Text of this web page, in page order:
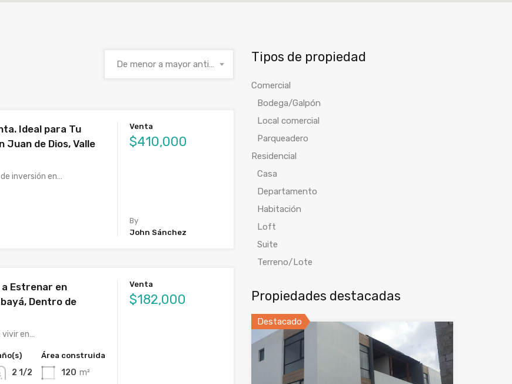
De menor a mayor antigüedad
Ideal para Tu
Juan de Dios, Valle
inversión en…
Venta
$410,000
By
John Sánchez
a Estrenar en
Dentro de
vivir en…
2 1/2
Área construida
120 m²
Venta
$182,000
Tipos de propiedad
Comercial
Bodega/Galpón
Local comercial
Parqueadero
Residencial
Casa
Departamento
Habitación
Loft
Suite
Terreno/Lote
Propiedades destacadas
Destacado